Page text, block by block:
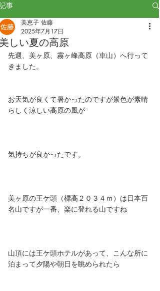
事
しい夏の高原
美恵子 佐藤
2025年7月17日
先週、美ヶ原、霧ヶ峰高原（車山）へ行って
きました。
お天気が良くて暑かったのですが景色が素晴
らしく涼しい高原の風が
気持ちが良かったです。
美ヶ原の王ケ頭（標高２０３４ｍ）は日本百
名山ですが一番、楽に登れる山ですね
山頂には王ケ頭ホテルがあって、こんな所に
泊まって夕陽や朝日を眺められたら